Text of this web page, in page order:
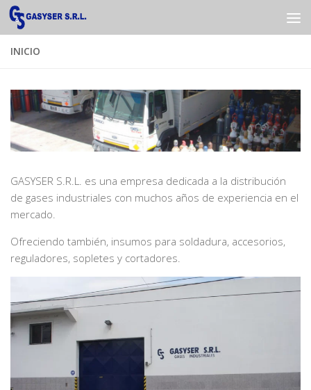
Saltar al contenido
INICIO
GASYSER S.R.L. es una empresa dedicada a la distribución
de gases industriales con muchos años de experiencia en el
mercado.
Ofreciendo también, insumos para soldadura, accesorios,
reguladores, sopletes y cortadores.